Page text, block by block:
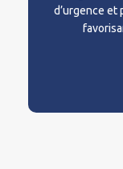
d’urgence et